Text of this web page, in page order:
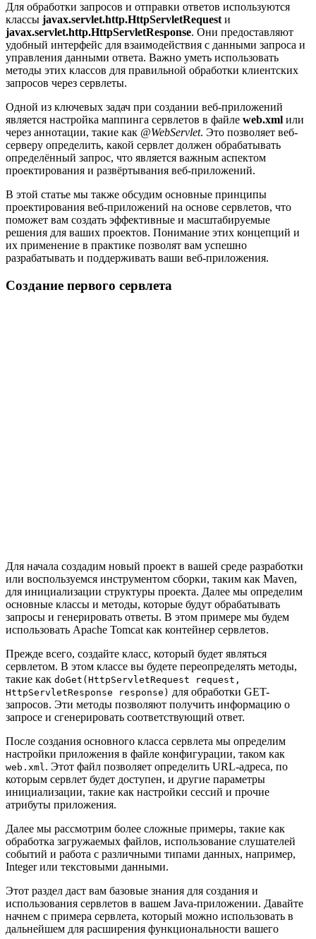
Для обработки запросов и отправки ответов используются
классы javax.servlet.http.HttpServletRequest и
javax.servlet.http.HttpServletResponse. Они предоставляют
удобный интерфейс для взаимодействия с данными запроса и
управления данными ответа. Важно уметь использовать
методы этих классов для правильной обработки клиентских
запросов через сервлеты.
Одной из ключевых задач при создании веб-приложений
является настройка маппинга сервлетов в файле web.xml или
через аннотации, такие как @WebServlet. Это позволяет веб-
серверу определить, какой сервлет должен обрабатывать
определённый запрос, что является важным аспектом
проектирования и развёртывания веб-приложений.
В этой статье мы также обсудим основные принципы
проектирования веб-приложений на основе сервлетов, что
поможет вам создать эффективные и масштабируемые
решения для ваших проектов. Понимание этих концепций и
их применение в практике позволят вам успешно
разрабатывать и поддерживать ваши веб-приложения.
Создание первого сервлета
Для начала создадим новый проект в вашей среде разработки
или воспользуемся инструментом сборки, таким как Maven,
для инициализации структуры проекта. Далее мы определим
основные классы и методы, которые будут обрабатывать
запросы и генерировать ответы. В этом примере мы будем
использовать Apache Tomcat как контейнер сервлетов.
Прежде всего, создайте класс, который будет являться
сервлетом. В этом классе вы будете переопределять методы,
такие как doGet(HttpServletRequest request,
HttpServletResponse response) для обработки GET-
запросов. Эти методы позволяют получить информацию о
запросе и сгенерировать соответствующий ответ.
После создания основного класса сервлета мы определим
настройки приложения в файле конфигурации, таком как
web.xml . Этот файл позволяет определить URL-адреса, по
которым сервлет будет доступен, и другие параметры
инициализации, такие как настройки сессий и прочие
атрибуты приложения.
Далее мы рассмотрим более сложные примеры, такие как
обработка загружаемых файлов, использование слушателей
событий и работа с различными типами данных, например,
Integer или текстовыми данными.
Этот раздел даст вам базовые знания для создания и
использования сервлетов в вашем Java-приложении. Давайте
начнем с примера сервлета, который можно использовать в
дальнейшем для расширения функциональности вашего